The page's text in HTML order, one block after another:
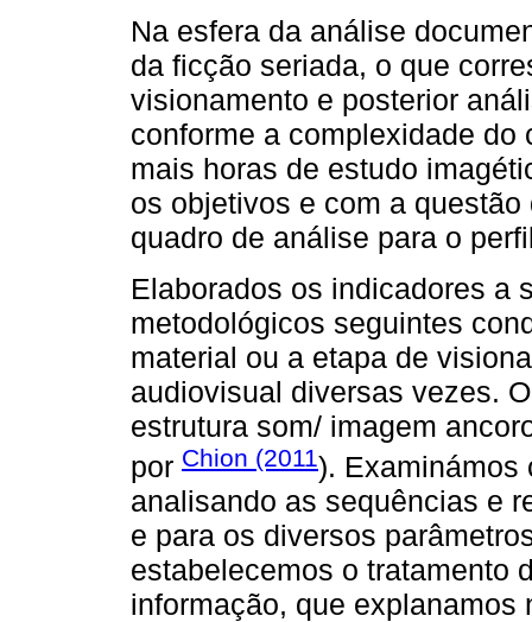
Na esfera da análise
da ficção seriada, o que
visionamento e posterior
conforme a complexidade do
mais horas de estudo
os objetivos e com a
quadro de análise para o
Elaborados os indicadores a
metodológicos seguintes
material ou a etapa de
audiovisual diversas vezes.
estrutura som/ imagem
por Chion (2011). Examinámos
analisando as sequências e
e para os diversos
estabelecemos o tratamento
informação, que explanamos